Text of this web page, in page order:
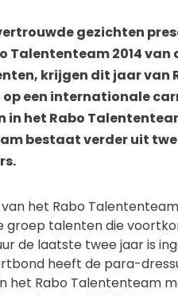
gezichten
Talententeam 2014
krijgen dit jaar van
op een internationale
in het Rabo
bestaat verder uit
het Rabo
groep talenten die
de laatste twee jaar is
heeft de para-
het Rabo Talententeam